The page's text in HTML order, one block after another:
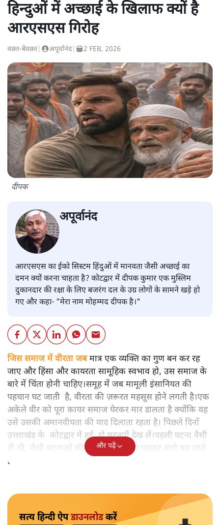
हिन्दुओं में अच्छाई के खिलाफ क्यों है
आरएसएस गिरोह
वक़्त-बेवक़्त अपूर्वानंद| 2 FEB, 2026
दीपक
अपूर्वानंद
आरएसएस का ईको सिस्टम हिंदुओं में मानवता जैसी अच्छाई का
दमन क्यों करना चाहता है? कोटद्वार में दीपक कुमार एक मुस्लिम
दुकानदार की रक्षा के लिए बजरंग दल के उग्र लोगों के सामने खड़े हो
गए और कहा- "मेरा नाम मोहम्मद दीपक है।"
जिस समाज में वीरता जबमात्र एक व्यक्ति का गुण बन कर रह
जाए और हिंसा और कायरता सामूहिक स्वभाव हो, उस समाज के
बारे में चिंता होनी चाहिए।समूह में जब मामूली इंसानियत की
पहचान घट जाती है, वीरता की ज़रूरत महसूस होने लगती है।एक
अकेले वीर को पूरा कायर समाज घेरकर मार डालता है क्योंकि वह
उसे उसकी अमानवीयता की याद दिलाता रहता है। पिछले दिनों
उत्तराखंड के कोटद्वार में हुई दो घटनाएँ देख लें।पहली घटना वैसी
ही थी, जैसी घटनाओं की खबर हम रोज़ाना पढ़कर आगे बढ़ जाते
हैं।भारत के तक़रीबन हर हिस्से से ऐसी खबर आती ही रहती है।
और पढ़ें
सत्य हिन्दी ऐपडाउनलोडकरें